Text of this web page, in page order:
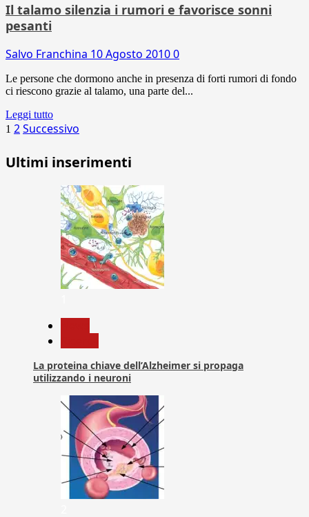
Il talamo silenzia i rumori e favorisce sonni
pesanti
Salvo Franchina 10 Agosto 20100
Le persone che dormono anche in presenza di forti rumori di fondo
ci riescono grazie al talamo, una parte del...
Leggi tutto
Paginazione
degli
articoli
1 2Successivo
Ultimi inserimenti
La proteina chiave dell’Alzheimer si propaga
utilizzando i neuroni